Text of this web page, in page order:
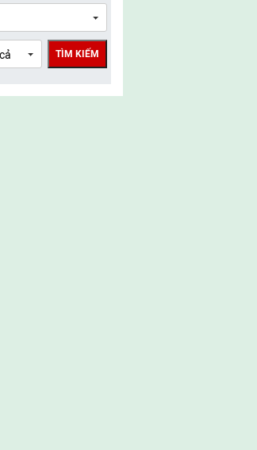
tỉnh Lào Cai
tỉnh Thái Nguyên
TÌM KIẾM